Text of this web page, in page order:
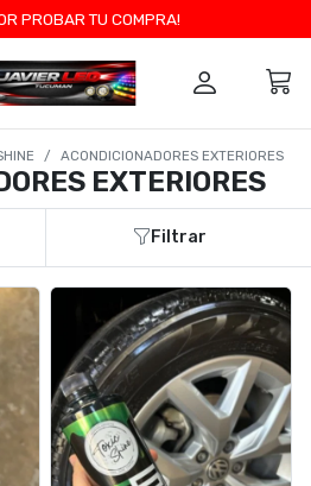
PROBAR TU COMPRA!
ACONDICIONADORES EXTERIORES
EXTERIORES
Filtrar